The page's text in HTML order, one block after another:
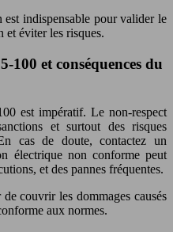
est indispensable pour valider le
et éviter les risques.
100 et conséquences du
est impératif. Le non-respect
et surtout des risques
cas de doute, contactez un
électrique non conforme peut
et des pannes fréquentes.
couvrir les dommages causés
aux normes.